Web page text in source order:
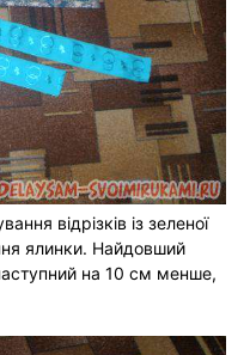
відрізків із зеленої
ялинки. Найдовший
на 10 см менше,